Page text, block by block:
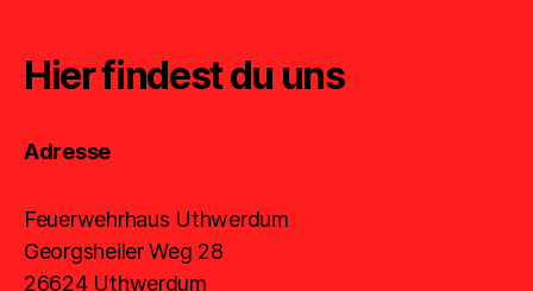
Hier findest du uns
Adresse
Feuerwehrhaus Uthwerdum
Georgsheiler Weg 28
26624 Uthwerdum